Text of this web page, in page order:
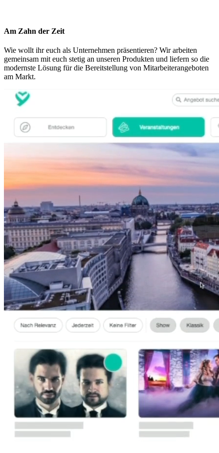
Am Zahn der Zeit
Wie wollt ihr euch als Unternehmen präsentieren? Wir arbeiten
gemeinsam mit euch stetig an unseren Produkten und liefern so die
modernste Lösung für die Bereitstellung von Mitarbeiterangeboten
am Markt.